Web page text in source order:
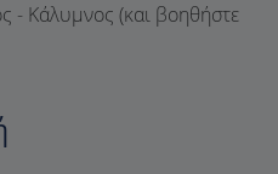
- Κάλυμνος (και βοηθήστε